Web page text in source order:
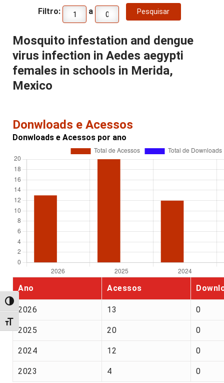
Alternar alto contraste
Alternar tamanho da fonte
Filtro: a
Mosquito infestation and dengue
virus infection in Aedes aegypti
females in schools in Merida,
Mexico
Donwloads e Acessos
Donwloads e Acessos por ano
Ano Acessos
2026 13 0
2025 20 0
2024 12 0
2023 4 0